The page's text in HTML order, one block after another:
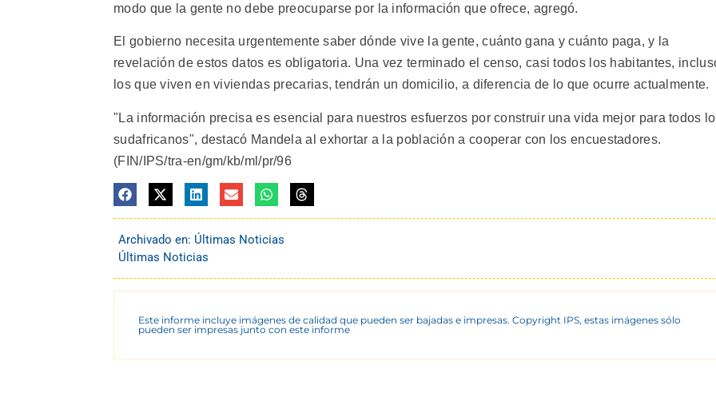
modo que la gente no debe preocuparse por la información que ofrece, agregó.
El gobierno necesita urgentemente saber dónde vive la gente, cuánto gana y cuánto paga, y la
revelación de estos datos es obligatoria. Una vez terminado el censo, casi todos los habitantes,
los que viven en viviendas precarias, tendrán un domicilio, a diferencia de lo que ocurre actualmente.
"La información precisa es esencial para nuestros esfuerzos por construir una vida mejor para todos
sudafricanos", destacó Mandela al exhortar a la población a cooperar con los encuestadores.
(FIN/IPS/tra-en/gm/kb/ml/pr/96
Archivado en: Últimas Noticias
Últimas Noticias
Este informe incluye imágenes de calidad que pueden ser bajadas e impresas. Copyright IPS, estas imágenes sólo
pueden ser impresas junto con este informe